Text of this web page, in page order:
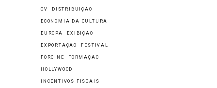
CV DISTRIBUIÇÃO
ECONOMIA DA CULTURA
EUROPA EXIBIÇÃO
EXPORTAÇÃO FESTIVAL
FORCINE FORMAÇÃO
HOLLYWOOD
INCENTIVOS FISCAIS